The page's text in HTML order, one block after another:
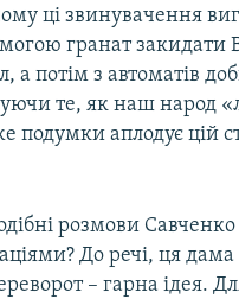
ці звинувачення
гранат закидати
а потім з автоматів
те, як наш народ
подумки аплодує цій
розмови
До речі, ця дама
– гарна ідея.